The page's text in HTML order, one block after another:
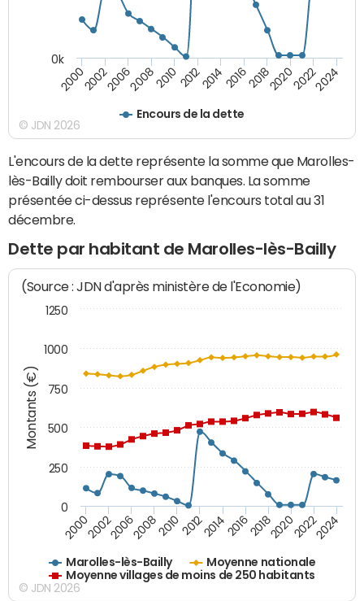
Encours de la dette
20002002200620082010 2012201420162018202020222024
0k
© JDN 2026
L'encours de la dette représente la somme que Marolles-
lès-Bailly doit rembourser aux banques. La somme
présentée ci-dessus représente l'encours total au 31
décembre.
Dette par habitant de Marolles-lès-Bailly
Montants (€)
(Source : JDN d'après ministère de l'Economie)
Marolles-lès-Bailly
Moyenne nationale
Moyenne villages de moins de 250 habitants
200020022006200820102012201420162018202020222024
0
250
500
750
1000
1250
© JDN 2026